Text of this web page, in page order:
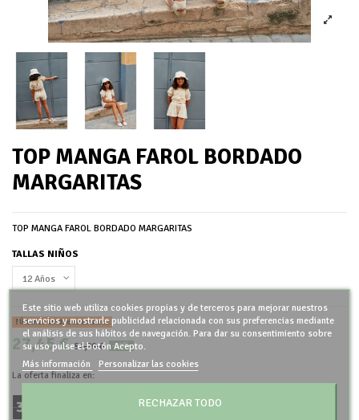
TOP MANGA FAROL BORDADO
MARGARITAS
TOP MANGA FAROL BORDADO MARGARITAS
TALLAS NIÑOS
Últimas unidades en stock
27,45 €54,90 € -50%
La oferta finaliza en:
3 : 2 6
Este sitio web utiliza cookies propias y de terceros para mejorar nuestros
servicios y mostrarle publicidad relacionada con sus preferencias mediante
el análisis de sus hábitos de navegación. Para dar su consentimiento sobre
su uso pulse el botón Acepto.
Más información
Personalizar las cookies
RECHAZAR TODO